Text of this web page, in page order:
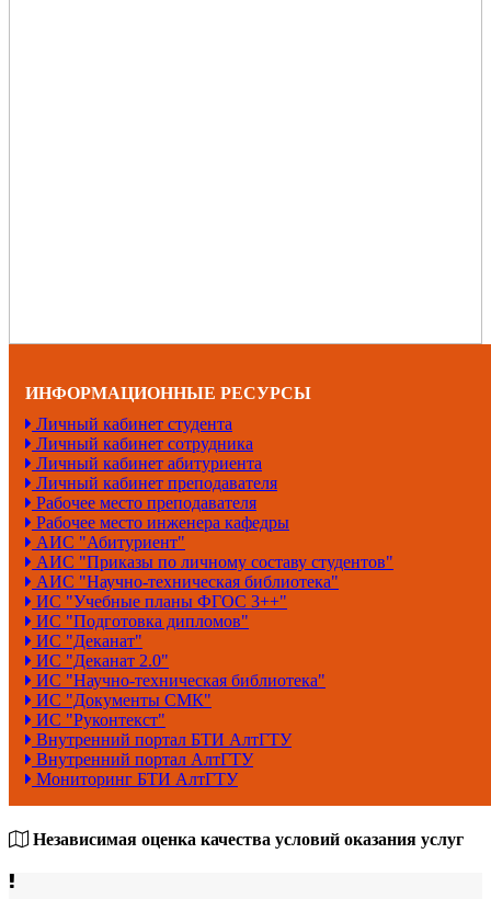
ИНФОРМАЦИОННЫЕ РЕСУРСЫ
Личный кабинет студента
Личный кабинет сотрудника
Личный кабинет абитуриента
Личный кабинет преподавателя
Рабочее место преподавателя
Рабочее место инженера кафедры
АИС "Абитуриент"
АИС "Приказы по личному составу студентов"
АИС "Научно-техническая библиотека"
ИС "Учебные планы ФГОС 3++"
ИС "Подготовка дипломов"
ИС "Деканат"
ИС "Деканат 2.0"
ИС "Научно-техническая библиотека"
ИС "Документы СМК"
ИС "Руконтекст"
Внутренний портал БТИ АлтГТУ
Внутренний портал АлтГТУ
Мониторинг БТИ АлтГТУ
Независимая оценка качества условий оказания услуг